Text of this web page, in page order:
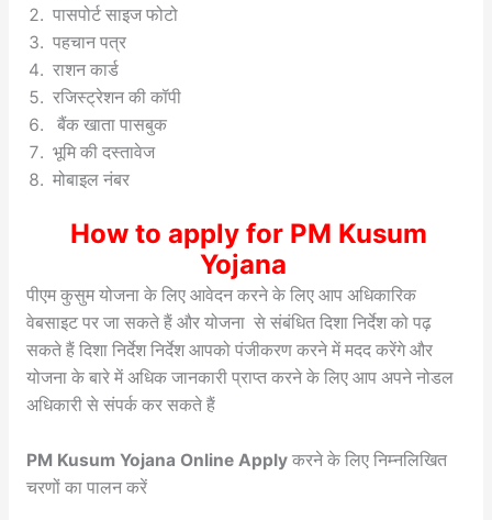
पासपोर्ट साइज फोटो
पहचान पत्र
राशन कार्ड
रजिस्ट्रेशन की कॉपी
बैंक खाता पासबुक
भूमि की दस्तावेज
मोबाइल नंबर
How to apply for PM Kusum
Yojana
पीएम कुसुम योजना के लिए आवेदन करने के लिए आप अधिकारिक
वेबसाइट पर जा सकते हैं और योजना से संबंधित दिशा निर्देश को पढ़
सकते हैं दिशा निर्देश निर्देश आपको पंजीकरण करने में मदद करेंगे और
योजना के बारे में अधिक जानकारी प्राप्त करने के लिए आप अपने नोडल
अधिकारी से संपर्क कर सकते हैं
PM Kusum Yojana Online Applyकरने के लिए निम्नलिखित
चरणों का पालन करें